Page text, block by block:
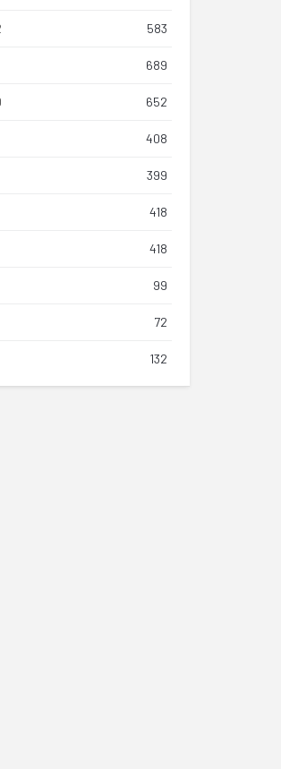
583
689
652
408
399
418
418
99
72
132